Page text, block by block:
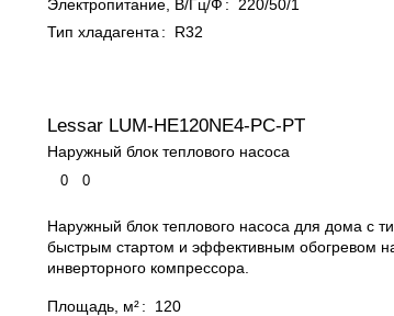
Электропитание, В/Гц/Ф :
220/50/1
Тип хладагента : R32
Lessar LUM-HE120NE4-PC-PT
Наружный блок теплового насоса
0 0
Наружный блок теплового насоса для дома с
быстрым стартом и эффективным обогревом
инверторного компрессора.
Площадь, м²:
120